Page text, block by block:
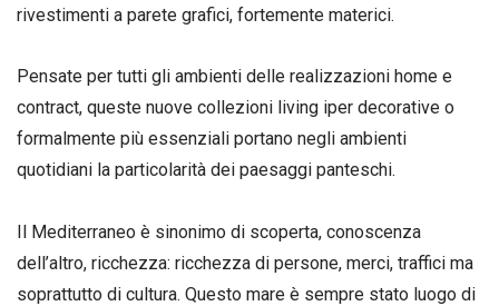
rivestimenti a parete grafici, fortemente materici.
Pensate per tutti gli ambienti delle realizzazioni home e
contract, queste nuove collezioni living iper decorative o
formalmente più essenziali portano negli ambienti
quotidiani la particolarità dei paesaggi panteschi.
Il Mediterraneo è sinonimo di scoperta, conoscenza
dell’altro, ricchezza: ricchezza di persone, merci, traffici ma
soprattutto di cultura. Questo mare è sempre stato luogo di